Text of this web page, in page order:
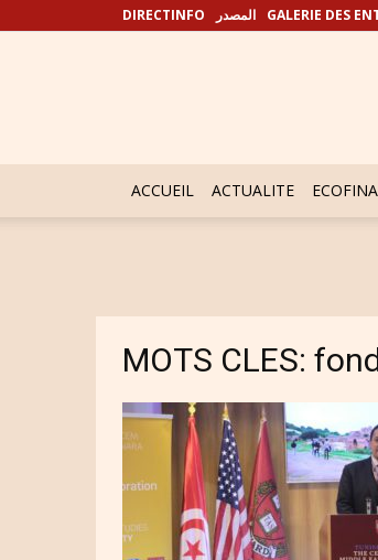
DIRECTINFO المصدر GALERIE DES
ACCUEIL ACTUALITE
MOTS CLES: